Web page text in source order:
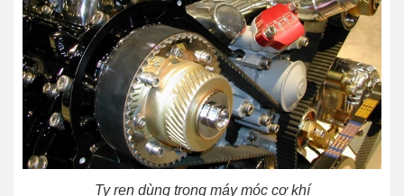
Ty ren dùng trong máy móc cơ khí